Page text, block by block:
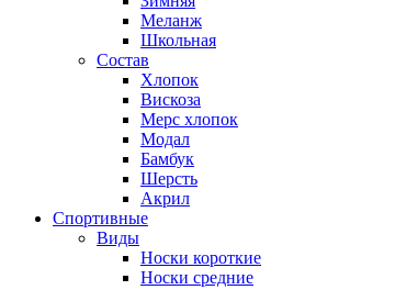
Меланж
Школьная
Состав
Хлопок
Вискоза
Мерс хлопок
Модал
Бамбук
Шерсть
Акрил
Спортивные
Виды
Носки короткие
Носки средние